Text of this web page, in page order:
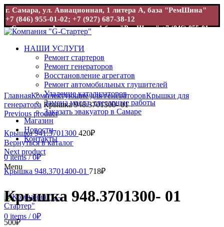
г. Самара, ул. Авиационная, 1 литера А, база "РемШина"
+7 (846) 955-01-02; +7 (927) 687-38-12
г. Самара, ул. Авиационная, 1 база "РемШина" +7 (846) 955-01-
02; +7 (927) 687-38-12
НАШИ УСЛУГИ
Ремонт стартеров
Ремонт генераторов
Восстановление агрегатов
Ремонт автомобильных глушителей
Удаление катализаторов
Замена масла, слесарные работы
Заказать эвакуатор в Самаре
Магазин
Новости
Контакты
0items / 0₽
Menu
0 items / 0₽
Увеличить
ГлавнаяКомплектующие для генераторовКрышки для
генератора Крышка 948.3701300- 01
Previous product
Крышка 941.3701300 420₽
Вернуться в каталог
Next product
Крышка 948.3701400-01 718₽
Крышка 948.3701300- 01
500₽